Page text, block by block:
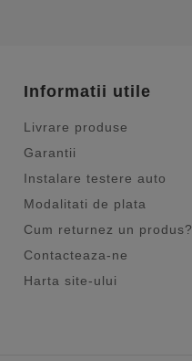
Informatii utile
Livrare produse
Garantii
Instalare testere auto
Modalitati de plata
Cum returnez un produs?
Contacteaza-ne
Harta site-ului